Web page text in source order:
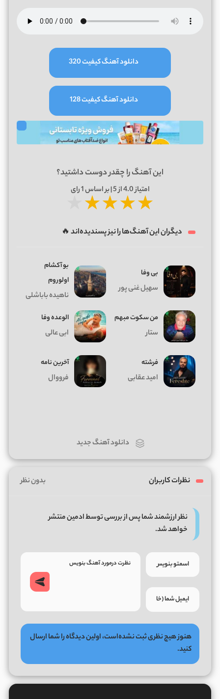
دانلود آهنگ کیفیت 320
دانلود آهنگ کیفیت 128
این آهنگ را چقدر دوست داشتید؟
امتیاز4.0از 5 | بر اساس 1رای
★★★★
دیگران این آهنگ‌ها را نیز پسندیده‌اند 🔥
بی وفا
سهیل غنی پور
بو آکشام
اولوروم
ناهیده باباشلی
من سکوت مبهم
ستار
الوعده وفا
ابی عالی
فرشته
امید عقابی
آخرین نامه
فرووال
دانلود آهنگ جدید
نظرات کاربران بدون نظر
نظر ارزشمند شما پس از بررسی توسط ادمین منتشر
خواهد شد.
هنوز هیچ نظری ثبت نشده‌است، اولین دیدگاه را شما ارسال
کنید.